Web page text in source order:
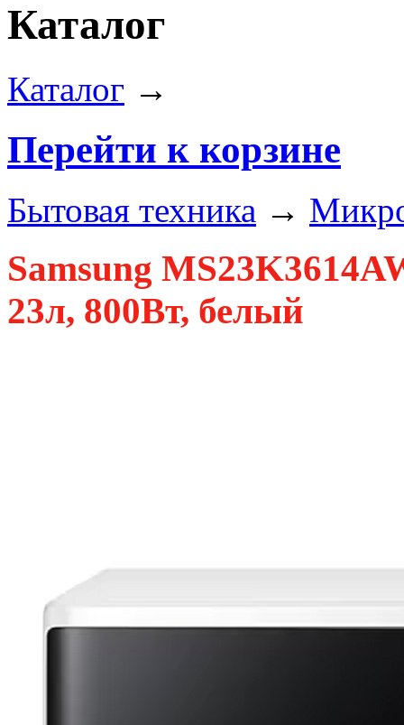
Каталог
Каталог →
Перейти к корзине
Бытовая техника →
Samsung
23л, 800Вт, белый